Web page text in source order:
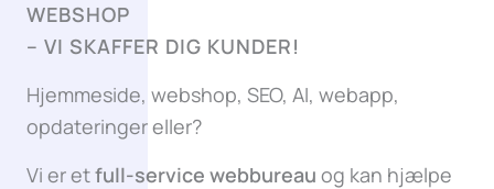
WEBSHOP
– VI SKAFFER DIG KUNDER!
Hjemmeside, webshop, SEO, AI, webapp,
opdateringer eller?
Vi er etfull-service webbureau og kan hjælpe